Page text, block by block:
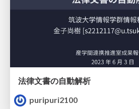
法律文書の自動解析
puripuri2100